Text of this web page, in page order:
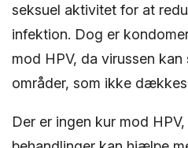
seksuel aktivitet for at
infektion. Dog er
mod HPV, da virussen kan
områder, som ikke
Der er ingen kur mod